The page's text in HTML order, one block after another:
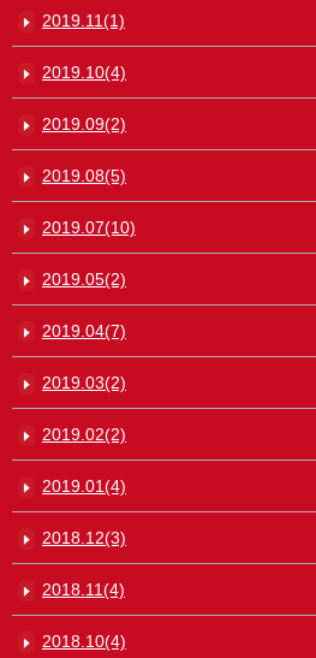
2019.11(1)
2019.10(4)
2019.09(2)
2019.08(5)
2019.07(10)
2019.05(2)
2019.04(7)
2019.03(2)
2019.02(2)
2019.01(4)
2018.12(3)
2018.11(4)
2018.10(4)